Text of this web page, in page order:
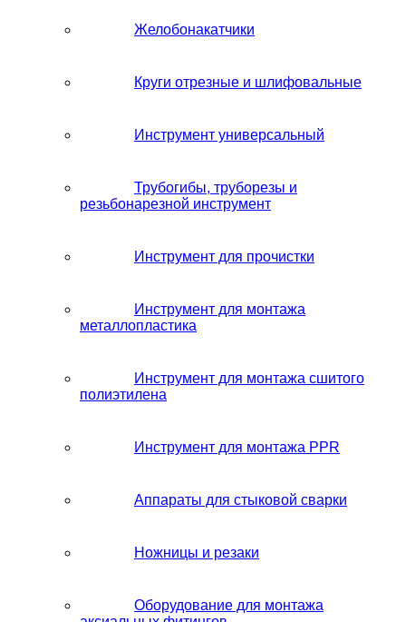
Желобонакатчики
Круги отрезные и шлифовальные
Инструмент универсальный
Трубогибы, труборезы и
резьбонарезной инструмент
Инструмент для прочистки
Инструмент для монтажа
металлопластика
Инструмент для монтажа сшитого
полиэтилена
Инструмент для монтажа PPR
Аппараты для стыковой сварки
Ножницы и резаки
Оборудование для монтажа